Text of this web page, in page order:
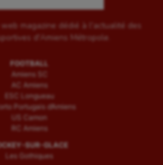
web magazine dédié à l'actualité des
d'Amiens Métropole.
FOOTBALL
Amiens SC
AC Amiens
ESC Longueau
Portugais d’Amiens
US Camon
RC Amiens
SUR-GLACE
Les Gothiques